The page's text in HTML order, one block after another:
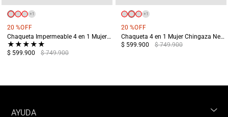
+1
20 %OFF
Chaqueta Impermeable 4 en 1 Mujer Chingaza Negra
★★★★★
$ 599.900 $ 749.900
+1
20 %OFF
Chaqueta 4 en 1 Mujer Chingaza Negro
$ 599.900
$ 749.900
AYUDA